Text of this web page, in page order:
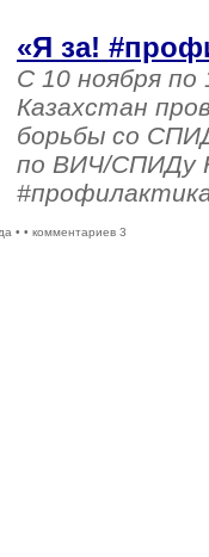
«Я за!
С 10 ноября по
Казахстан
борьбы со
по ВИЧ/СПИДу
• • комментариев 3